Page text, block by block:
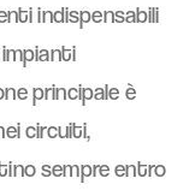
indispensabili
principale è
circuiti,
sempre entro